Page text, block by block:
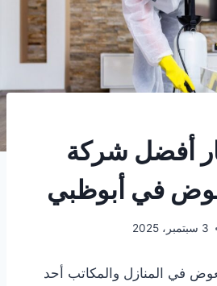
أفضل شركة
في أبوظبي
3 سبتمبر، 2025
في المنازل والمكاتب أحد